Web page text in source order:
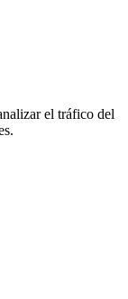
el tráfico del